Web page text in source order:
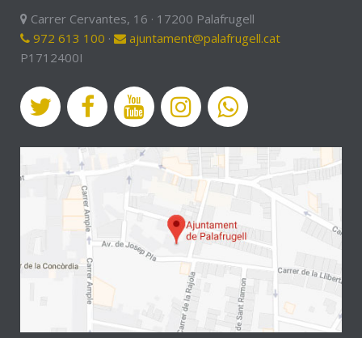
Carrer Cervantes, 16 · 17200 Palafrugell
972 613 100 ·
ajuntament@palafrugell.cat
P1712400I